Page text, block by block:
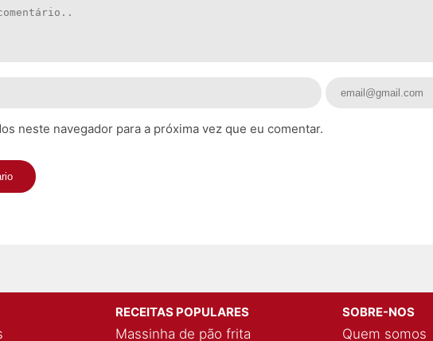
neste navegador para a próxima vez que eu comentar.
RECEITAS POPULARES
Massinha de pão frita
SOBRE-NOS
Quem somos